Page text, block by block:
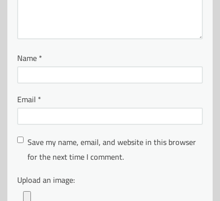
Name*
Email *
Save my name, email, and website in this browser
for the next time I comment.
Upload an image: